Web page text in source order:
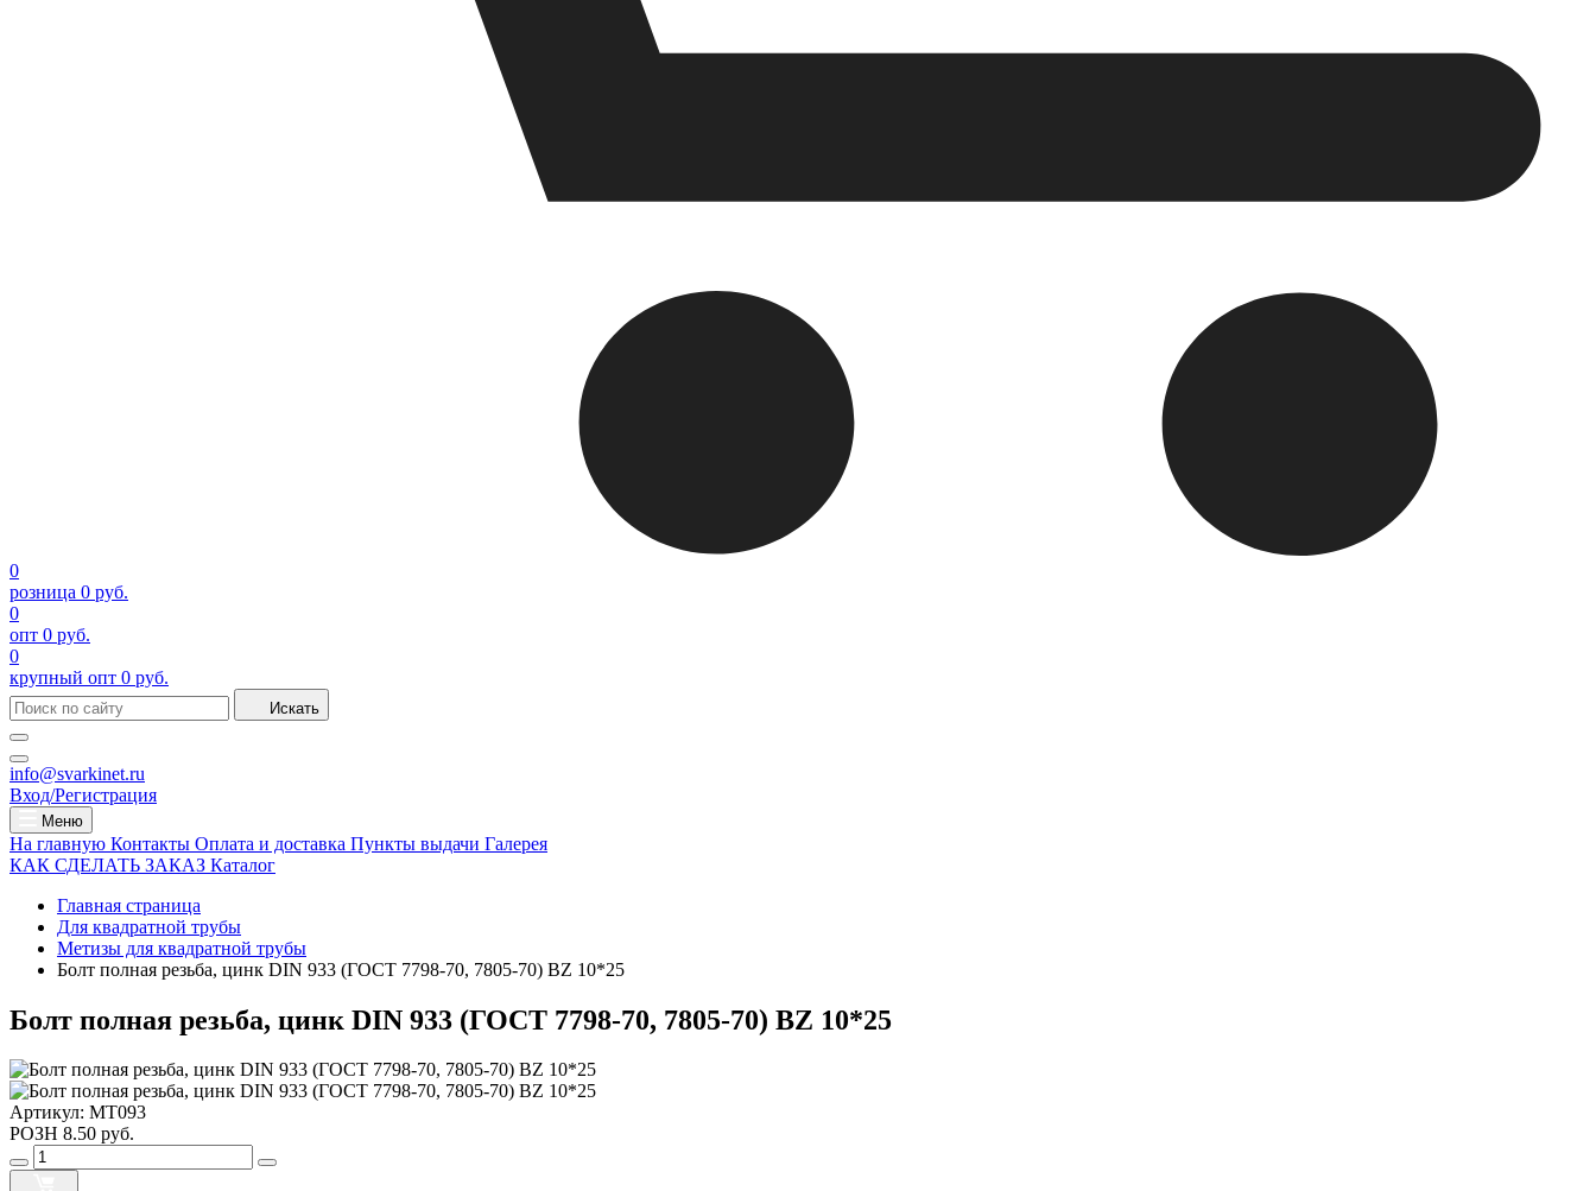
0
розница 0 руб.
0
опт 0 руб.
0
крупный опт 0 руб.
Искать
info@svarkinet.ru
Вход/Регистрация
Меню
На главную Контакты Оплата и доставка Пункты выдачи Галерея
КАК СДЕЛАТЬ ЗАКАЗ Каталог
Главная страница
Для квадратной трубы
Метизы для квадратной трубы
Болт полная резьба, цинк DIN 933 (ГОСТ 7798-70, 7805-70) BZ 10*25
Болт полная резьба, цинк DIN 933 (ГОСТ 7798-70, 7805-70) BZ 10*25
Артикул: MT093
РОЗН 8.50 руб.